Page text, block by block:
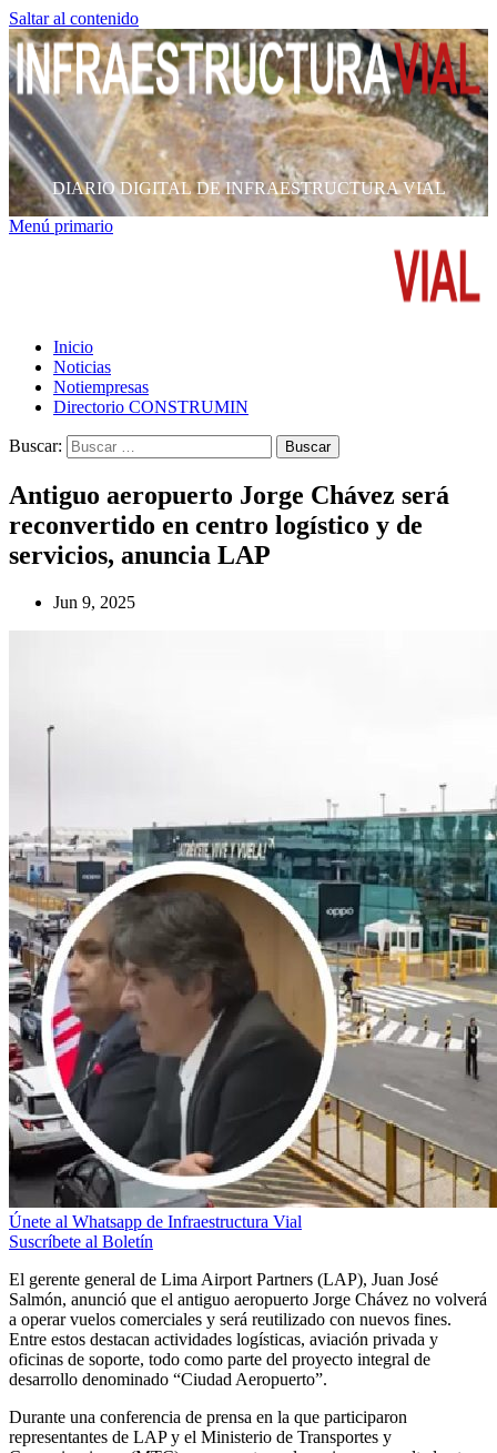
Saltar al contenido
DIARIO DIGITAL DE INFRAESTRUCTURA VIAL
Menú primario
Inicio
Noticias
Notiempresas
Directorio CONSTRUMIN
Buscar:
Antiguo aeropuerto Jorge Chávez será
reconvertido en centro logístico y de
servicios, anuncia LAP
Jun 9, 2025
Únete al Whatsapp de Infraestructura Vial
Suscríbete al Boletín
El gerente general de Lima Airport Partners (LAP), Juan José
Salmón, anunció que el antiguo aeropuerto Jorge Chávez no volverá
a operar vuelos comerciales y será reutilizado con nuevos fines.
Entre estos destacan actividades logísticas, aviación privada y
oficinas de soporte, todo como parte del proyecto integral de
desarrollo denominado “Ciudad Aeropuerto”.
Durante una conferencia de prensa en la que participaron
representantes de LAP y el Ministerio de Transportes y